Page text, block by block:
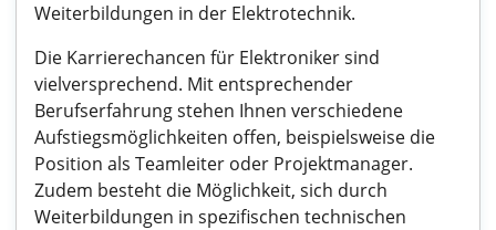
Weiterbildungen in der Elektrotechnik.
Die Karrierechancen für Elektroniker sind
vielversprechend. Mit entsprechender
Berufserfahrung stehen Ihnen verschiedene
Aufstiegsmöglichkeiten offen, beispielsweise die
Position als Teamleiter oder Projektmanager.
Zudem besteht die Möglichkeit, sich durch
Weiterbildungen in spezifischen technischen